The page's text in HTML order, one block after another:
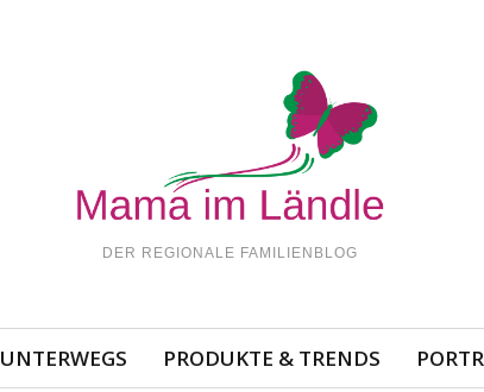
DER REGIONALE FAMILIENBLOG
UNTERWEGS PRODUKTE & TRENDS